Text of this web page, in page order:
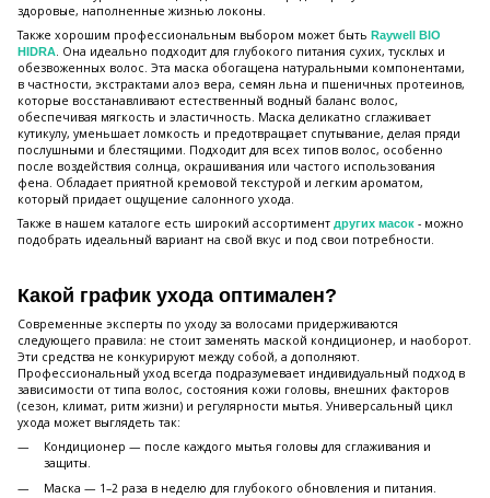
здоровые, наполненные жизнью локоны.
Также хорошим профессиональным выбором может быть Raywell BIO
HIDRA . Она идеально подходит для глубокого питания сухих, тусклых и
обезвоженных волос. Эта маска обогащена натуральными компонентами,
в частности, экстрактами алоэ вера, семян льна и пшеничных протеинов,
которые восстанавливают естественный водный баланс волос,
обеспечивая мягкость и эластичность. Маска деликатно сглаживает
кутикулу, уменьшает ломкость и предотвращает спутывание, делая пряди
послушными и блестящими. Подходит для всех типов волос, особенно
после воздействия солнца, окрашивания или частого использования
фена. Обладает приятной кремовой текстурой и легким ароматом,
который придает ощущение салонного ухода.
Также в нашем каталоге есть широкий ассортимент других масок - можно
подобрать идеальный вариант на свой вкус и под свои потребности.
Какой график ухода оптимален?
Современные эксперты по уходу за волосами придерживаются
следующего правила: не стоит заменять маской кондиционер, и наоборот.
Эти средства не конкурируют между собой, а дополняют.
Профессиональный уход всегда подразумевает индивидуальный подход в
зависимости от типа волос, состояния кожи головы, внешних факторов
(сезон, климат, ритм жизни) и регулярности мытья. Универсальный цикл
ухода может выглядеть так:
Кондиционер — после каждого мытья головы для сглаживания и
защиты.
Маска — 1–2 раза в неделю для глубокого обновления и питания.